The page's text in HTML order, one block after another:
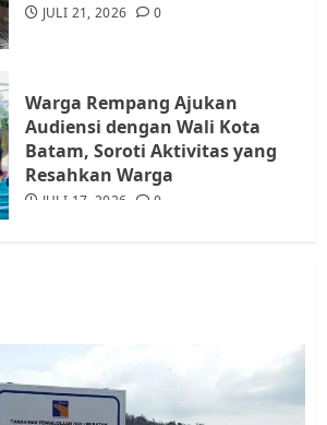
JULI 21, 2026 0
Warga Rempang Ajukan
Audiensi dengan Wali Kota
Batam, Soroti Aktivitas yang
Resahkan Warga
JULI 17, 2026 0